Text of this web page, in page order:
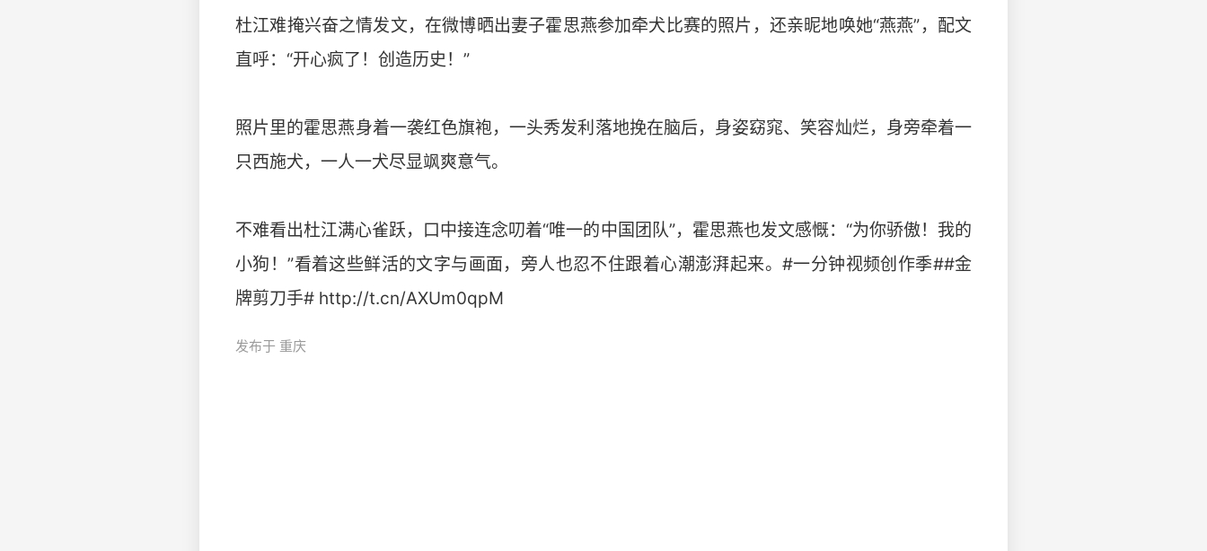
杜江难掩兴奋之情发文，在微博晒出妻子霍思燕参加牵犬比赛的照片，还亲昵地唤她“燕燕”，配文
直呼：“开心疯了！创造历史！”
照片里的霍思燕身着一袭红色旗袍，一头秀发利落地挽在脑后，身姿窈窕、笑容灿烂，身旁牵着一
只西施犬，一人一犬尽显飒爽意气。
不难看出杜江满心雀跃，口中接连念叨着“唯一的中国团队”，霍思燕也发文感慨：“为你骄傲！我的
小狗！”看着这些鲜活的文字与画面，旁人也忍不住跟着心潮澎湃起来。#一分钟视频创作季##金
牌剪刀手# http://t.cn/AXUm0qpM
发布于 重庆